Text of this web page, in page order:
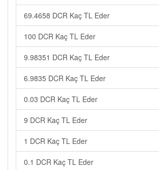
69.4658 DCR Kaç TL Eder
100 DCR Kaç TL Eder
9.98351 DCR Kaç TL Eder
6.9835 DCR Kaç TL Eder
0.03 DCR Kaç TL Eder
9 DCR Kaç TL Eder
1 DCR Kaç TL Eder
0.1 DCR Kaç TL Eder